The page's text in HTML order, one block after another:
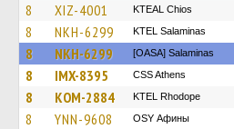
8 XIZ-4001 KTEAL Chios
8 NKH-6299 KTEL Salaminas
8 NKH-6299 [OASA] Salaminas
8 IMX-8395 CSS Athens
8 KOM-2884 KTEL Rhodope
8 YNN-9608 OSY Афины